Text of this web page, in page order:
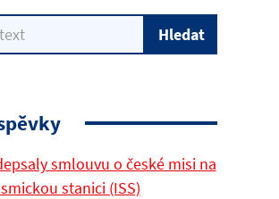
smlouvu o české misi na
stanici (ISS)